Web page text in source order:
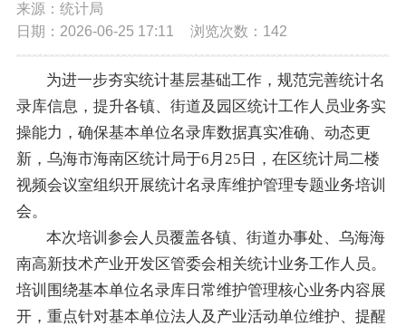
政务公开
政务服务
互动交流
数据发布
来源：统计局
日期：2026-06-25 17:11
浏览次数： 142
为进一步夯实统计基层基础工作，规范完善统计名
录库信息，提升各镇、街道及园区统计工作人员业务实
操能力，确保基本单位名录库数据真实准确、动态更
新，乌海市海南区统计局于6月25日，在区统计局二楼
视频会议室组织开展统计名录库维护管理专题业务培训
会。
本次培训参会人员覆盖各镇、街道办事处、乌海海
南高新技术产业开发区管委会相关统计业务工作人员。
培训围绕基本单位名录库日常维护管理核心业务内容展
开，重点针对基本单位法人及产业活动单位维护、提醒